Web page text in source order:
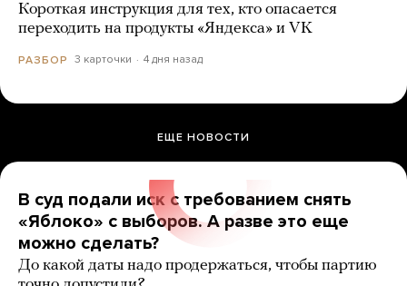
Короткая инструкция для тех, кто опасается
переходить на продукты «Яндекса» и VK
РАЗБОР 3 карточки 4 дня назад
ЕЩЕ НОВОСТИ
В суд подали иск с требованием снять
«Яблоко» с выборов. А разве это еще
можно сделать?
До какой даты надо продержаться, чтобы партию